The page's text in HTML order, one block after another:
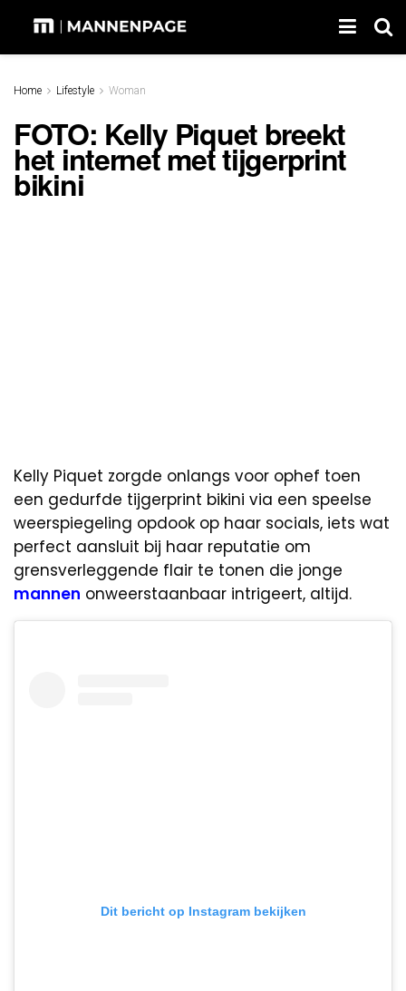
Home Lifestyle Woman
FOTO: Kelly Piquet breekt
het internet met tijgerprint
bikini
Kelly Piquet zorgde onlangs voor ophef toen
een gedurfde tijgerprint bikini via een speelse
weerspiegeling opdook op haar socials, iets wat
perfect aansluit bij haar reputatie om
grensverleggende flair te tonen die jonge
mannen onweerstaanbaar intrigeert, altijd.
Dit bericht op Instagram bekijken